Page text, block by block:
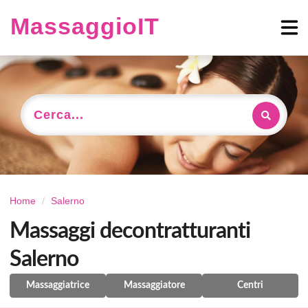
MassaggioIT
Cerca...
Home Salerno
Massaggi decontratturanti
Salerno
Massaggiatrice Massaggiatore Centri